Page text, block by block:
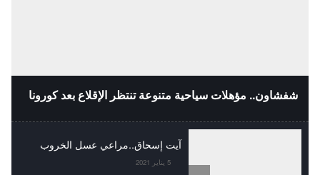
شفشاون.. مؤهلات سياحية متنوعة تنتظر الإقلاع بعد كورونا
آيت إسحاق..مراعي عسل الخروب
5 يناير 2021